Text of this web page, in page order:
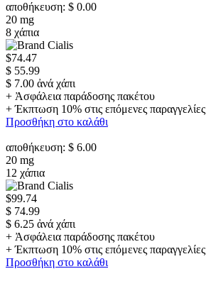
αποθήκευση: $ 0.00
20 mg
8 χάπια
$74.47
$ 55.99
$ 7.00 ἀνά χάπι
+ Ἀσφάλεια παράδοσης πακέτου
+ Έκπτωση 10% στις επόμενες παραγγελίες
Προσθήκη στο καλάθι
αποθήκευση: $ 6.00
20 mg
12 χάπια
$99.74
$ 74.99
$ 6.25 ἀνά χάπι
+ Ἀσφάλεια παράδοσης πακέτου
+ Έκπτωση 10% στις επόμενες παραγγελίες
Προσθήκη στο καλάθι